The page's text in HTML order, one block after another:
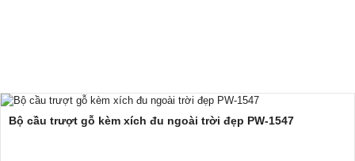
Bộ cầu trượt gỗ kèm xích đu ngoài trời đẹp PW-1547